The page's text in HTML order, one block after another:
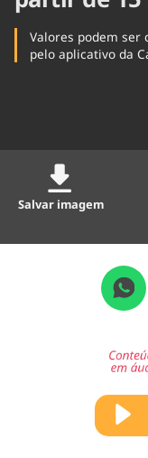
Valores podem ser
pelo aplicativo da
Salvar imagem